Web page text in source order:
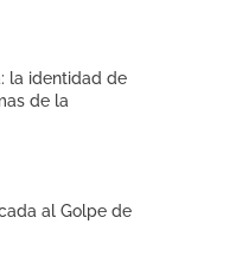
la identidad de
de la
al Golpe de